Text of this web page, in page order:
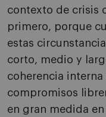
contexto de crisis
primero, porque
estas
corto, medio y
coherencia
compromisos
en gran medida